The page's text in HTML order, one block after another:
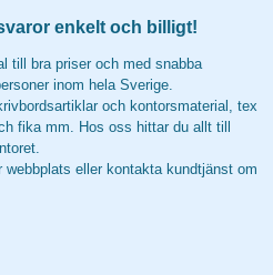
enkelt och billigt!
till bra priser och med snabba
inom hela Sverige.
och kontorsmaterial, tex
fika mm. Hos oss hittar du allt till
eller kontakta kundtjänst om